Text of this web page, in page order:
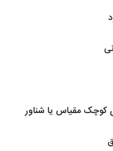
کوچک مقیاس یا شناور